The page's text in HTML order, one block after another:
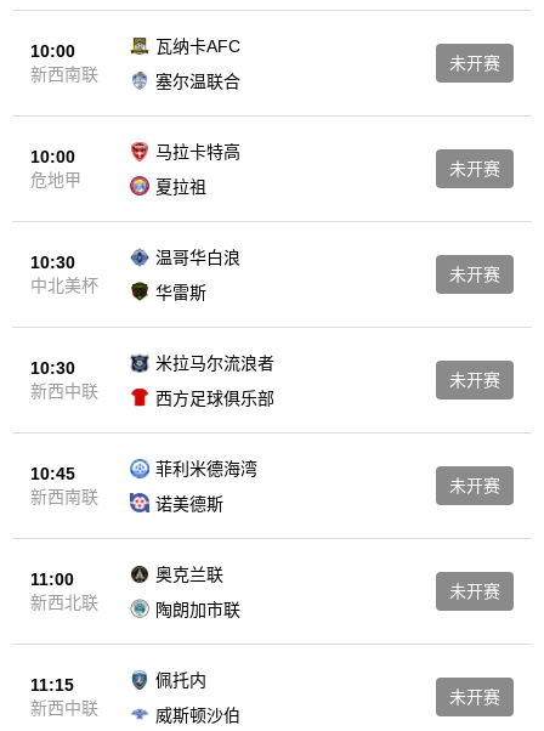
10:00
新西南联
瓦纳卡AFC
塞尔温联合
未开赛
10:00
危地甲
马拉卡特高
夏拉祖
未开赛
10:30
中北美杯
温哥华白浪
华雷斯
未开赛
10:30
新西中联
米拉马尔流浪者
西方足球俱乐部
未开赛
10:45
新西南联
菲利米德海湾
诺美德斯
未开赛
11:00
新西北联
奥克兰联
陶朗加市联
未开赛
11:15
新西中联
佩托内
威斯顿沙伯
未开赛